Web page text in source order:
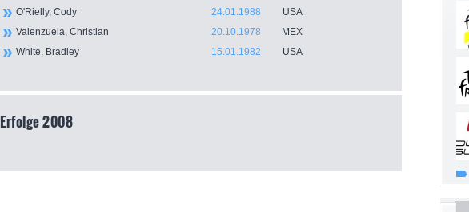
O'Rielly, Cody
24.01.1988
USA
Valenzuela, Christian
20.10.1978
MEX
White, Bradley
15.01.1982 USA
Erfolge 2008